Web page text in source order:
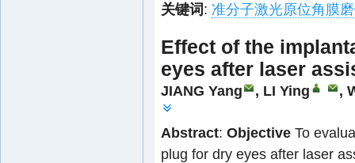
关键词: 准分子激光原位角膜
Effect of the
eyes after laser
JIANG Yang , LI Ying ,
Abstract: Objective To
plug for dry eyes after laser